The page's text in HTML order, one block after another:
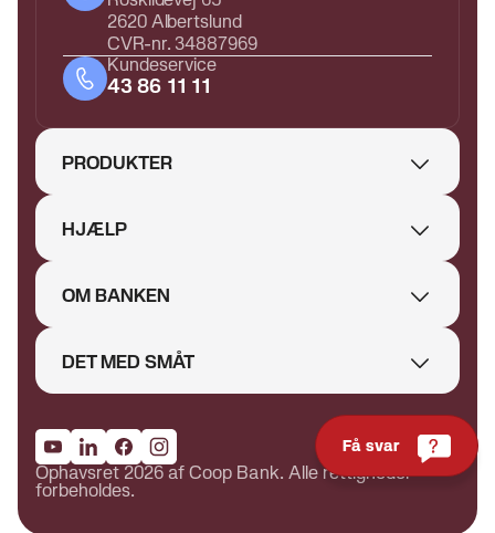
2620 Albertslund
CVR-nr. 34887969
Kundeservice
43 86 11 11
PRODUKTER
HJÆLP
OM BANKEN
DET MED SMÅT
Ophavsret 2026 af Coop Bank. Alle rettigheder
forbeholdes.
Få svar